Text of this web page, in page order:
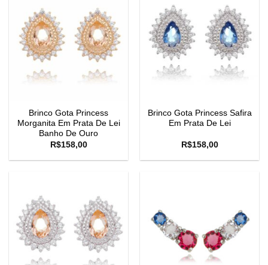
Brinco Gota Princess
Morganita Em Prata De Lei
Banho De Ouro
R$158,00
Brinco Gota Princess Safira
Em Prata De Lei
R$158,00